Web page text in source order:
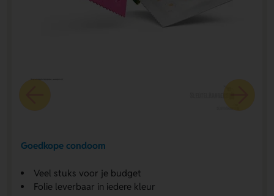
Goedkope condoom
Veel stuks voor je budget
Folie leverbaar in iedere kleur